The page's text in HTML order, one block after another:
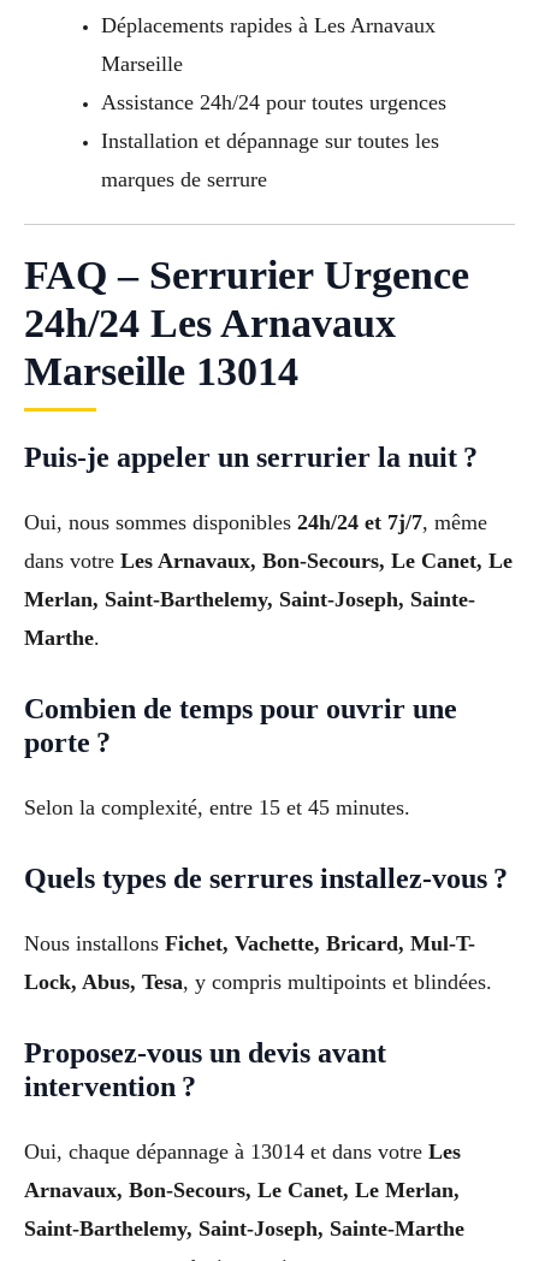
Déplacements rapides à Les Arnavaux
Marseille
Assistance 24h/24 pour toutes urgences
Installation et dépannage sur toutes les
marques de serrure
FAQ – Serrurier Urgence
24h/24 Les Arnavaux
Marseille 13014
Puis-je appeler un serrurier la nuit ?
Oui, nous sommes disponibles 24h/24 et 7j/7, même
dans votre Les Arnavaux, Bon-Secours, Le Canet, Le
Merlan, Saint-Barthelemy, Saint-Joseph, Sainte-
Marthe.
Combien de temps pour ouvrir une
porte ?
Selon la complexité, entre 15 et 45 minutes.
Quels types de serrures installez-vous ?
Nous installons Fichet, Vachette, Bricard, Mul-T-
Lock, Abus, Tesa, y compris multipoints et blindées.
Proposez-vous un devis avant
intervention ?
Oui, chaque dépannage à 13014 et dans votre Les
Arnavaux, Bon-Secours, Le Canet, Le Merlan,
Saint-Barthelemy, Saint-Joseph, Sainte-Marthe